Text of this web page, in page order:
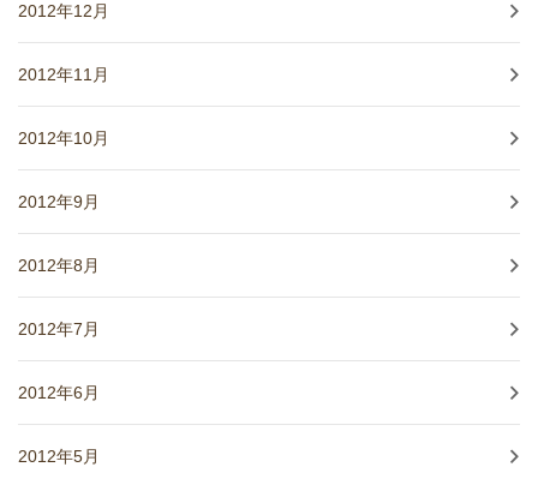
2012年12月
2012年11月
2012年10月
2012年9月
2012年8月
2012年7月
2012年6月
2012年5月